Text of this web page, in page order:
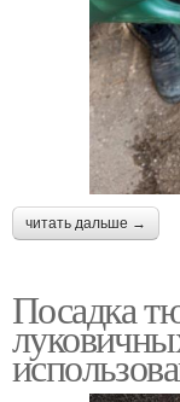
читать дальше →
Посадка